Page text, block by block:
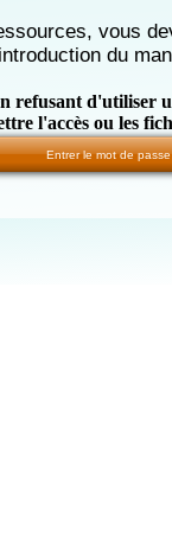
Entrer le mot de passe
vous
du
refusant d'utiliser
l'accès ou les